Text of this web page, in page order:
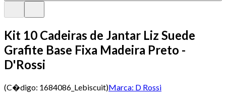
Kit 10 Cadeiras de Jantar Liz Suede
Grafite Base Fixa Madeira Preto -
D'Rossi
(C�digo: 1684086_Lebiscuit)Marca: D Rossi